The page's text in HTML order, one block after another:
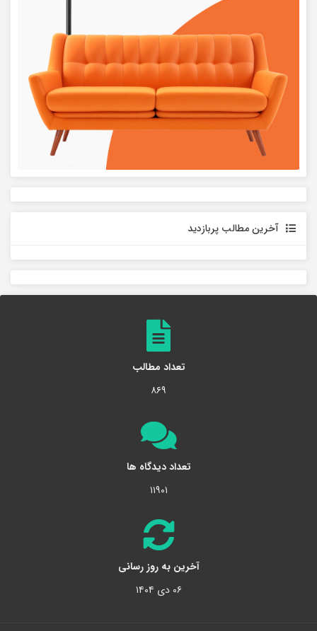
آخرین مطالب پربازدید
تعداد مطالب
۸۶۹
تعداد دیدگاه ها
۱۱۹۰۱
آخرین به روز رسانی
۰۶ دی ۱۴۰۴